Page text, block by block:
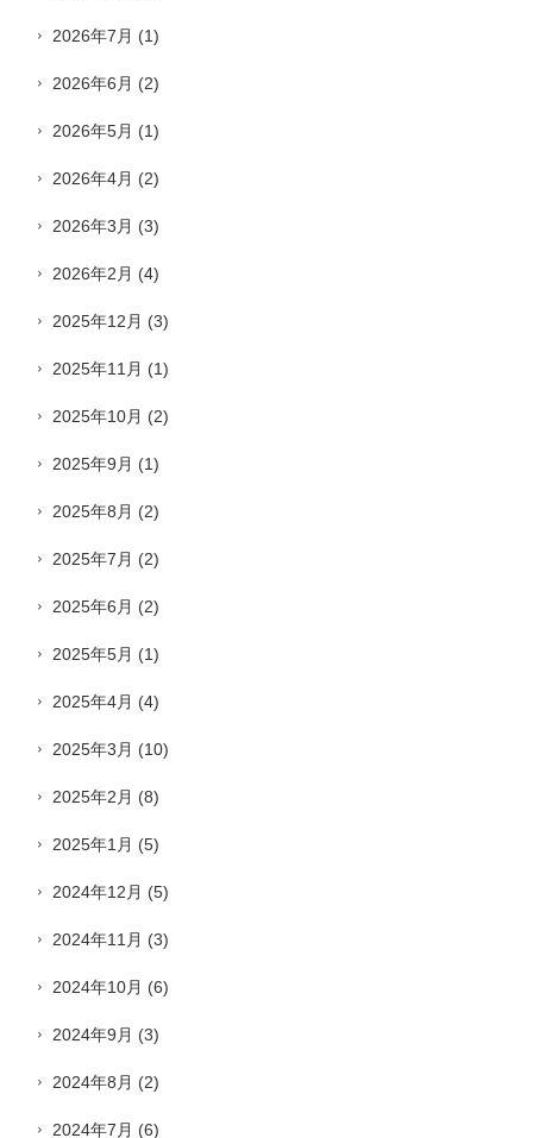
2026年7月 (1)
2026年6月 (2)
2026年5月 (1)
2026年4月 (2)
2026年3月 (3)
2026年2月 (4)
2025年12月 (3)
2025年11月 (1)
2025年10月 (2)
2025年9月 (1)
2025年8月 (2)
2025年7月 (2)
2025年6月 (2)
2025年5月 (1)
2025年4月 (4)
2025年3月 (10)
2025年2月 (8)
2025年1月 (5)
2024年12月 (5)
2024年11月 (3)
2024年10月 (6)
2024年9月 (3)
2024年8月 (2)
2024年7月 (6)